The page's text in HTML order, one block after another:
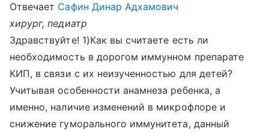
Отвечает Сафин Динар Адхамович
хирург, педиатр
Здравствуйте! 1)Как вы считаете есть ли
необходимость в дорогом иммунном препарате
КИП, в связи с их неизученностью для детей?
Учитывая особенности анамнеза ребенка, а
именно, наличие изменений в микрофлоре и
снижение гуморального иммунитета, данный